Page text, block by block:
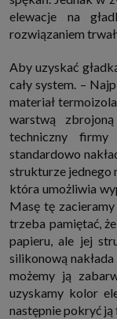
Cookies
Na naszych
osobowych w
ruchu na stronach,
wykorzystują
Partnerzy, którzy
Cookies to dane
Twoim urządzeniu
które
stronę z tego
Szczegółową
znajdzieszpod tym
o tym jak zmienić
funkcjonowanie
urządzenia.
Twoje uprawnienia
Przysługują Ci
przetwarzania
Partnerów:
1. Jeśli udzieliłeś
chwili wycofać
przetwarzania już
elewacje na
rozwiązaniem
Aby uzyskać
cały system. –
materiał
warstwą
techniczny
standardowo
strukturze jednego
która umożliwia
Masę tę
trzeba pamiętać,
papieru, ale jej
silikonową
możemy ją
uzyskamy kolor
następnie pokryć